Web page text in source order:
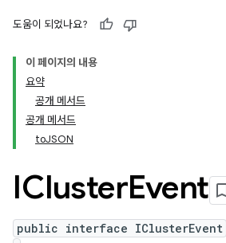
도움이 되었나요?
이 페이지의 내용
요약
공개 메서드
공개 메서드
toJSON
IClusterEvent
public interface IClusterEvent